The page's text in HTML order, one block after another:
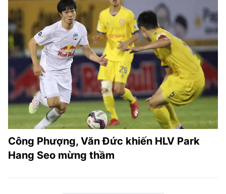
Công Phượng, Văn Đức khiến HLV Park
Hang Seo mừng thầm